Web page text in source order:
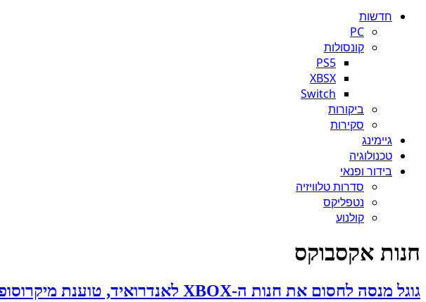
חדשות
PC
קונסולות
PS5
XBSX
Switch
ביקורות
סקירות
גיימינג
טכנולוגיה
בידור ופנאי
סדרות טלוויזיה
נטפליקס
קולנוע
חנות אקסבוקס
גוגל מנסה לחסום את חנות ה-XBOX לאנדרואיד, טוענת מיקרוסופט